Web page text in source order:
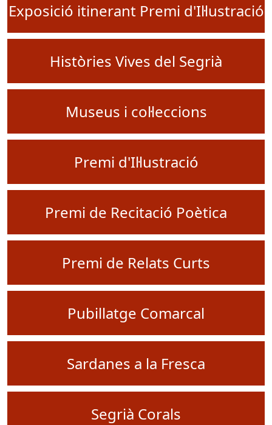
Exposició itinerant Premi d'Il·lustració
Històries Vives del Segrià
Museus i col·leccions
Premi d'Il·lustració
Premi de Recitació Poètica
Premi de Relats Curts
Pubillatge Comarcal
Sardanes a la Fresca
Segrià Corals